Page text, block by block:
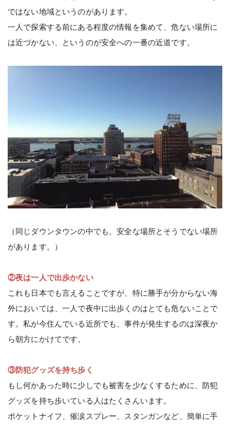
ではない地域というのがあります。
一人で探索する前にある程度の情報を集めて、危ない場所に
は近づかない、というのが安全への一番の近道です。
（同じダウンタウンの中でも、安全な場所とそうでない場所
があります。）
②夜は一人で出歩かない
これも日本でも言えることですが、特に勝手が分からない海
外においては、一人で夜中に出歩くのはとても危ないことで
す。私が今住んでいる近所でも、事件が発生するのは深夜か
ら朝方にかけてです。
③防犯グッズを持ち歩く
もし何かあった時に少しでも被害を少なくするために、防犯
グッズを持ち歩いている人はたくさんいます。
ポケットナイフ、催涙スプレー、スタンガンなど、簡単に手